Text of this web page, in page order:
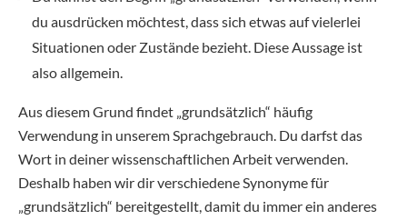
du ausdrücken möchtest, dass sich etwas auf vielerlei
Situationen oder Zustände bezieht. Diese Aussage ist
also allgemein.
Aus diesem Grund findet „grundsätzlich“ häufig
Verwendung in unserem Sprachgebrauch. Du darfst das
Wort in deiner wissenschaftlichen Arbeit verwenden.
Deshalb haben wir dir verschiedene Synonyme für
„grundsätzlich“ bereitgestellt, damit du immer ein anderes